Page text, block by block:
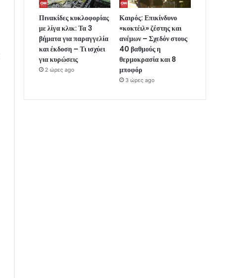
Πινακίδες κυκλοφορίας
με λίγα κλικ: Τα 3
βήματα για παραγγελία
και έκδοση – Τι ισχύει
για κυρώσεις
2 ώρες ago
Καιρός: Επικίνδυνο
«κοκτέιλ» ζέστης και
ανέμων – Σχεδόν στους
40 βαθμούς η
θερμοκρασία και 8
μποφόρ
3 ώρες ago